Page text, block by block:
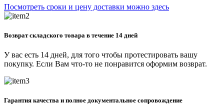
Посмотреть сроки и цену доставки можно здесь
Возврат складского товара в течение 14 дней
У вас есть 14 дней, для того чтобы протестировать вашу
покупку. Если Вам что-то не понравится оформим возврат.
Гарантия качества и полное документальное сопровождение